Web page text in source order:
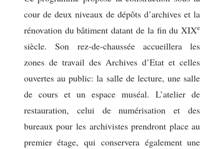
cour de deux niveaux de dépôts d’archives et la
rénovation du bâtiment datant de la fin du XIXe
siècle. Son rez-de-chaussée accueillera les
zones de travail des Archives d’Etat et celles
ouvertes au public: la salle de lecture, une salle
de cours et un espace muséal. L’atelier de
restauration, celui de numérisation et des
bureaux pour les archivistes prendront place au
premier étage, qui conservera également une